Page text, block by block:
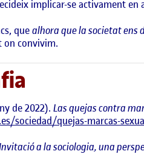
implicar-se activament
quealhora que la societat ens
on convivim.
de 2022). Las quejas contra
sociedad/quejas-marcas-
a la sociologia, una